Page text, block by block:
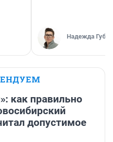
Надежда
как правильно
допустимое